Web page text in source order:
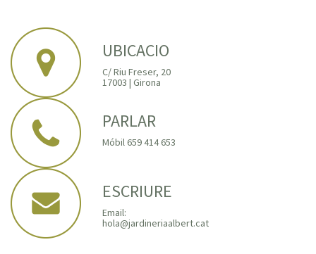
UBICACIO
C/ Riu Freser, 20
17003 | Girona
PARLAR
Móbil 659 414 653
ESCRIURE
Email:
hola@jardineriaalbert.cat